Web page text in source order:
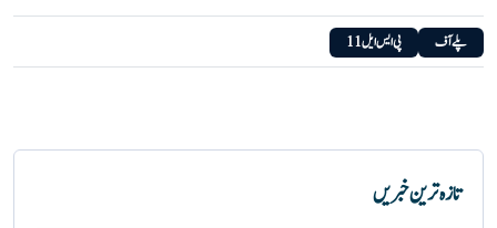
پلے آف پی ایس ایل 11
تازہ ترین خبریں